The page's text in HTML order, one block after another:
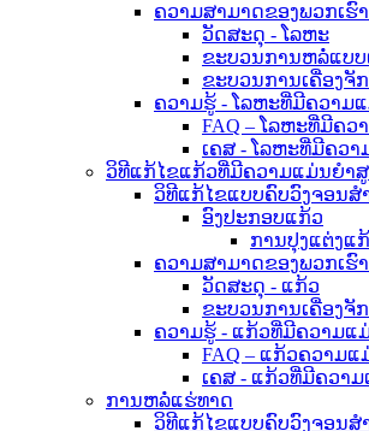
ຄວາມສາມາດຂອງພວກເຮົ
ວັດສະດຸ - ໂລຫະ
ຂະບວນການຫລໍ່ແບ
ຂະບວນການເຄື່ອງຈັ
ຄວາມຮູ້ - ໂລຫະທີ່ມີຄວາມ
FAQ – ໂລຫະທີ່ມີຄວ
ເຄສ - ໂລຫະທີ່ມີຄວ
ວິທີແກ້ໄຂແກ້ວທີ່ມີຄວາມແມ່ນຍໍາສູ
ວິທີແກ້ໄຂແບບຄົບວົງຈອນ
ອົງປະກອບແກ້ວ
ການປຸງແຕ່ງແ
ຄວາມສາມາດຂອງພວກເຮົ
ວັດສະດຸ - ແກ້ວ
ຂະບວນການເຄື່ອງຈັ
ຄວາມຮູ້ - ແກ້ວທີ່ມີຄວາມແ
FAQ – ແກ້ວຄວາມແ
ເຄສ - ແກ້ວທີ່ມີຄວາ
ການຫລໍ່ແຮ່ທາດ
ວິທີແກ້ໄຂແບບຄົບວົງຈອນ